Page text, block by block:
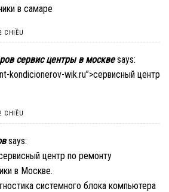
в самаре
CHIỀU
сервис центры в москве says:
kondicionerov-wik.ru”>сервисный центр
CHIỀU
says:
центр по ремонту
в Москве.
системного блока компьютера